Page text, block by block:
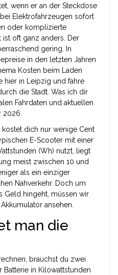
wenn er an der Steckdose
Elektrofahrzeugen sofort
oder komplizierte
oft ganz anders. Der
gering. In
in den letzten Jahren
Kosten beim Laden
hier in Leipzig und fahre
die Stadt. Was ich dir
Fahrdaten und aktuellen
2026.
kostet dich nur wenige Cent
E-Scooter mit einer
(Wh) nutzt, liegt
meist zwischen 10 und
als ein einziger
Nahverkehr. Doch um
Geld hingeht, müssen wir
ansehen.
man die
brauchst du zwei
Batterie in Kilowattstunden